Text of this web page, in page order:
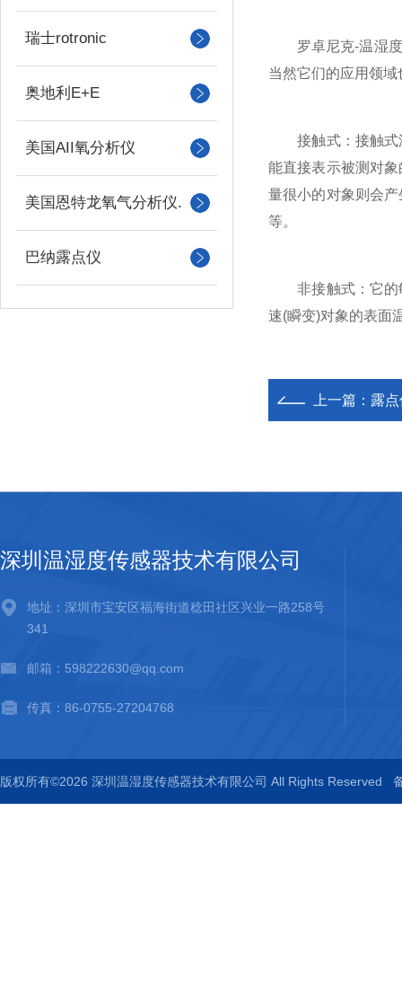
瑞士rotronic
奥地利E+E
美国AII氧分析仪
美国恩特龙氧气分析仪.
巴纳露点仪
罗卓尼克-温湿度
当然它们的应用领
接触式：接触式温
能直接表示被测对
量很小的对象则会
等。
非接触式：它的敏
速(瞬变)对象的表面
上一篇： 露
深圳温湿度传感器技术有限公司
地址：深圳市宝安区福海街道稔田社区兴业一路258号
341
邮箱：598222630@qq.com
传真：86-0755-27204768
版权所有©2026 深圳温湿度传感器技术有限公司 All Rights Reserved